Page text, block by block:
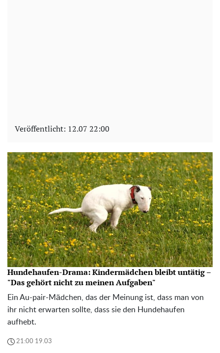
Veröffentlicht: 12.07 22:00
Hundehaufen-Drama: Kindermädchen bleibt untätig –
"Das gehört nicht zu meinen Aufgaben"
Ein Au-pair-Mädchen, das der Meinung ist, dass man von
ihr nicht erwarten sollte, dass sie den Hundehaufen
aufhebt.
21:00 19.03